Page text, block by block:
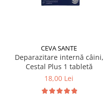
CEVA SANTE
Deparazitare internă câini,
Cestal Plus 1 tabletă
18,00 Lei